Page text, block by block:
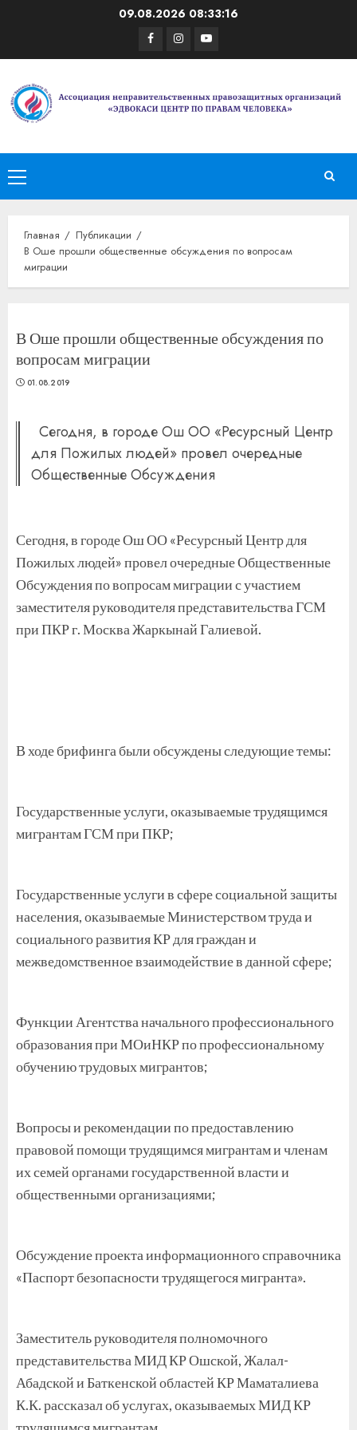
09.08.2026 08:33:16
Facebook
Instagram
Youtube
Основное
меню
Главная
Публикации
В Оше прошли общественные обсуждения по вопросам
миграции
В Оше прошли общественные обсуждения по
вопросам миграции
01.08.2019
Сегодня, в городе Ош ОО «Ресурсный Центр
для Пожилых людей» провел очередные
Общественные Обсуждения
Сегодня, в городе Ош ОО «Ресурсный Центр для
Пожилых людей» провел очередные Общественные
Обсуждения по вопросам миграции с участием
заместителя руководителя представительства ГСМ
при ПКР г. Москва Жаркынай Галиевой.
В ходе брифинга были обсуждены следующие темы:
Государственные услуги, оказываемые трудящимся
мигрантам ГСМ при ПКР;
Государственные услуги в сфере социальной защиты
населения, оказываемые Министерством труда и
социального развития КР для граждан и
межведомственное взаимодействие в данной сфере;
Функции Агентства начального профессионального
образования при МОиНКР по профессиональному
обучению трудовых мигрантов;
Вопросы и рекомендации по предоставлению
правовой помощи трудящимся мигрантам и членам
их семей органами государственной власти и
общественными организациями;
Обсуждение проекта информационного справочника
«Паспорт безопасности трудящегося мигранта».
Заместитель руководителя полномочного
представительства МИД КР Ошской, Жалал-
Абадской и Баткенской областей КР Маматалиева
К.К. рассказал об услугах, оказываемых МИД КР